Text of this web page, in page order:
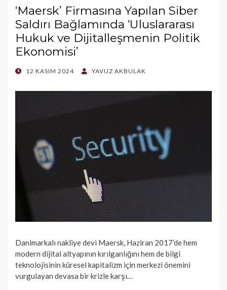
‘Maersk’ Firmasına Yapılan Siber
Saldırı Bağlamında ‘Uluslararası
Hukuk ve Dijitalleşmenin Politik
Ekonomisi’
POSTED
12 KASIM 2024 YAVUZ AKBULAK
Danimarkalı nakliye devi Maersk, Haziran 2017’de hem
modern dijital altyapının kırılganlığını hem de bilgi
teknolojisinin küresel kapitalizm için merkezi önemini
vurgulayan devasa bir krizle karşı…